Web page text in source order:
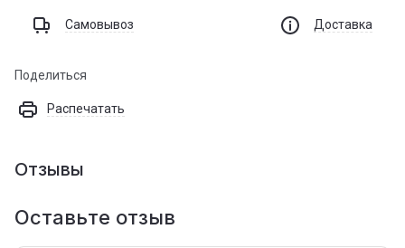
Самовывоз Доставка
Поделиться
Распечатать
Отзывы
Оставьте отзыв